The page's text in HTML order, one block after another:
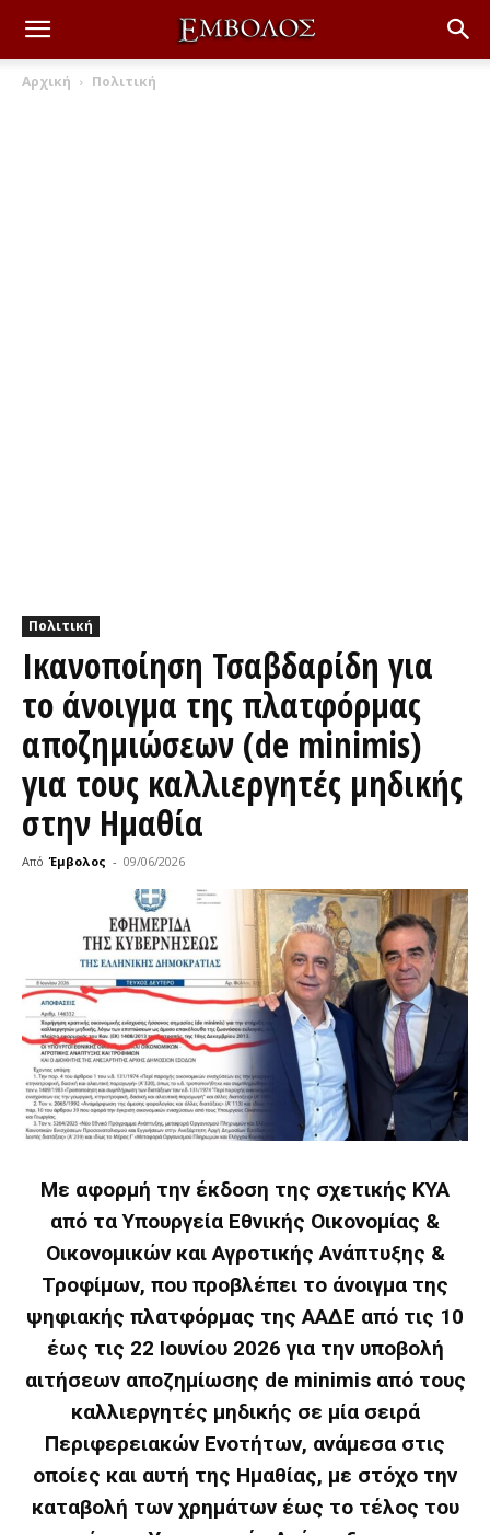
Αρχική Πολιτική
Πολιτική
Ικανοποίηση Τσαβδαρίδη για
το άνοιγμα της πλατφόρμας
αποζημιώσεων (de minimis)
για τους καλλιεργητές μηδικής
στην Ημαθία
Από Έμβολος - 09/06/2026
Με αφορμή την έκδοση της σχετικής ΚΥΑ
από τα Υπουργεία Εθνικής Οικονομίας &
Οικονομικών και Αγροτικής Ανάπτυξης &
Τροφίμων, που προβλέπει το άνοιγμα της
ψηφιακής πλατφόρμας της ΑΑΔΕ από τις 10
έως τις 22 Ιουνίου 2026 για την υποβολή
αιτήσεων αποζημίωσης de minimis από τους
καλλιεργητές μηδικής σε μία σειρά
Περιφερειακών Ενοτήτων, ανάμεσα στις
οποίες και αυτή της Ημαθίας, με στόχο την
καταβολή των χρημάτων έως το τέλος του